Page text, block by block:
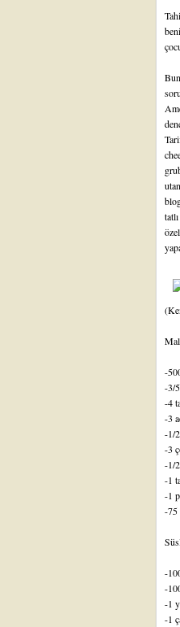
-
-3/
-4
-3
-1/
-3
-1/
-1
-1
-75
-
-
-1
-1